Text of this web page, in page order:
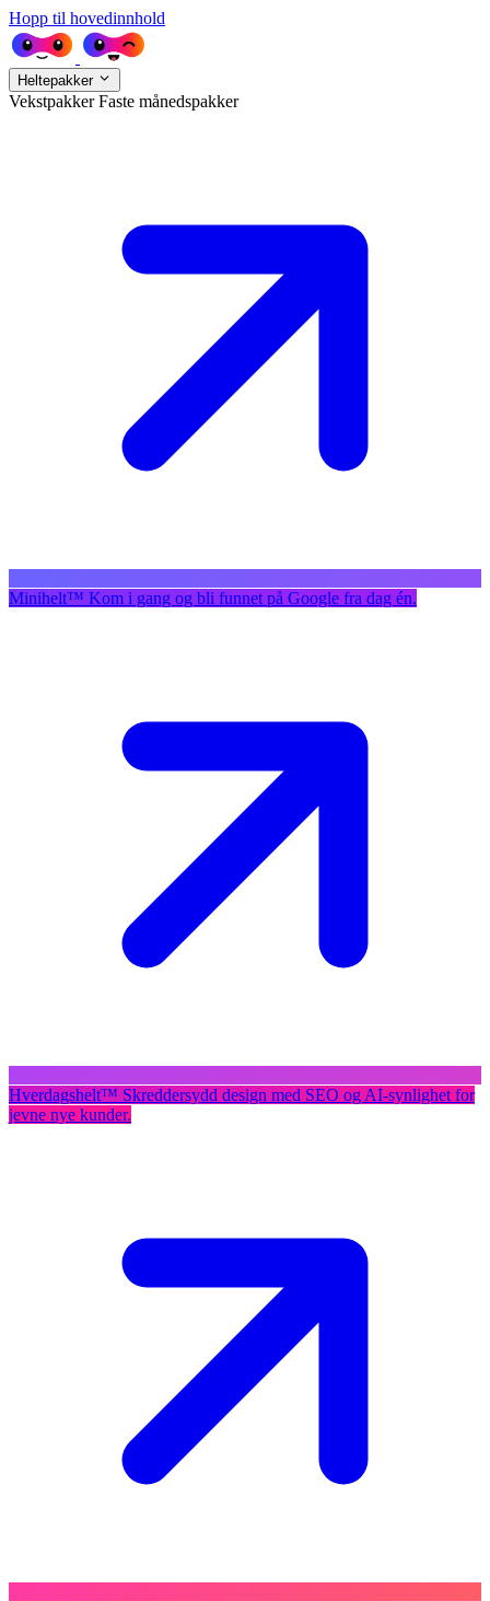
Hopp til hovedinnhold
Heltepakker
VekstpakkerFaste månedspakker
Minihelt™ Kom i gang og bli funnet på Google fra dag én.
Hverdagshelt™ Skreddersydd design med SEO og AI-synlighet for
jevne nye kunder.